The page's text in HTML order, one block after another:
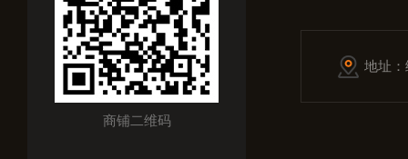
商铺二维码
地址